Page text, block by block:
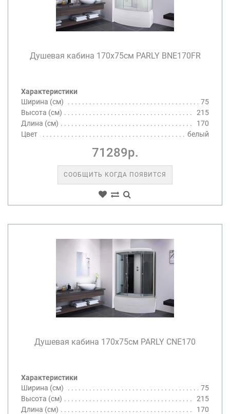
Душевая кабина 170х75см PARLY BNE170FR
Характеристики
Ширина (см)
75
Высота (см)
215
Длина (см)
170
Цвет
белый
71289р.
СООБЩИТЬ КОГДА ПОЯВИТСЯ
Душевая кабина 170х75см PARLY CNE170
Характеристики
Ширина (см)
75
Высота (см)
215
Длина (см)
170